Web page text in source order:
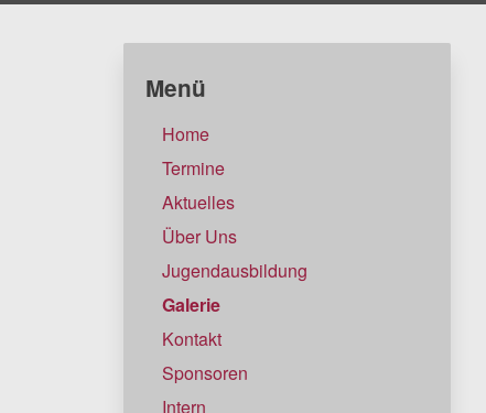
Menü
Home
Termine
Aktuelles
Über Uns
Jugendausbildung
Galerie
Kontakt
Sponsoren
Intern